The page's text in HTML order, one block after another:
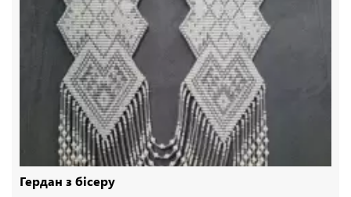
Гердан з бісеру